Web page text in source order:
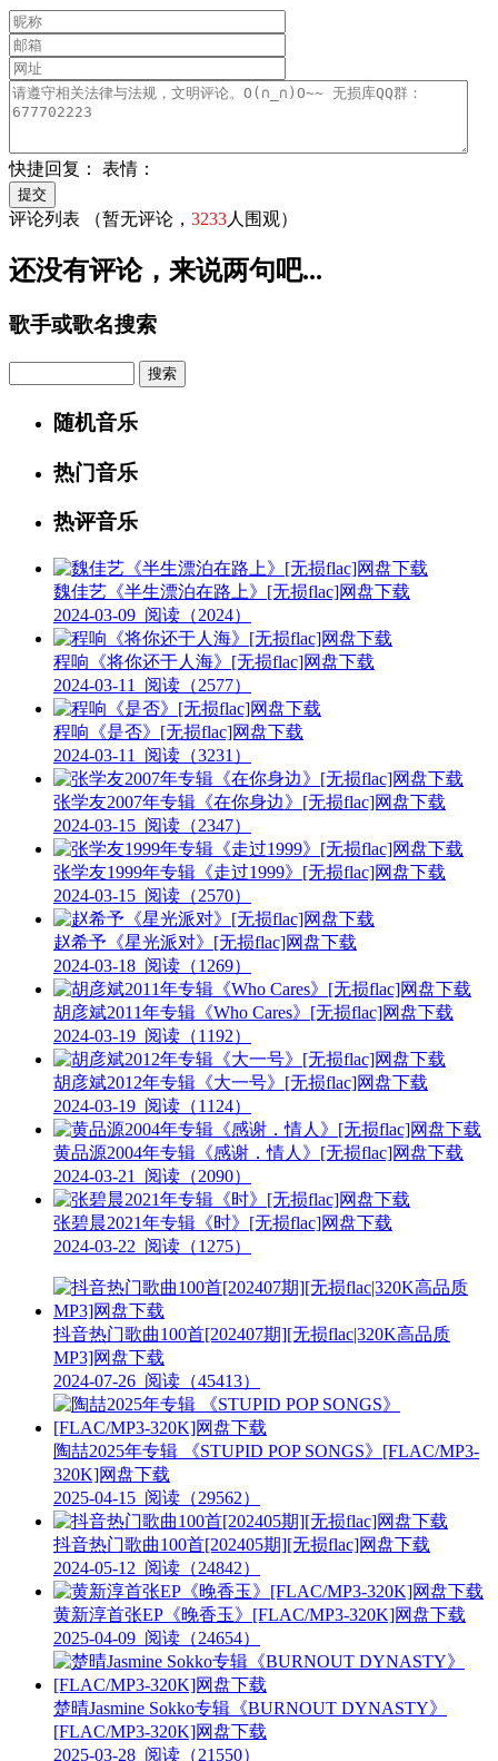
快捷回复： 表情：
评论列表 （暂无评论， 3233人围观）
还没有评论，来说两句吧...
歌手或歌名搜索
随机音乐
热门音乐
热评音乐
魏佳艺《半生漂泊在路上》[无损flac]网盘下载
2024-03-09 阅读（2024）
程响《将你还于人海》[无损flac]网盘下载
2024-03-11
阅读（2577）
程响《是否》[无损flac]网盘下载
2024-03-11
阅读（3231）
张学友2007年专辑《在你身边》[无损flac]网盘下载
2024-03-15 阅读（2347）
张学友1999年专辑《走过1999》[无损flac]网盘下载
2024-03-15 阅读（2570）
赵希予《星光派对》[无损flac]网盘下载
2024-03-18 阅读（1269）
胡彦斌2011年专辑《Who Cares》[无损flac]网盘下载
2024-03-19 阅读（1192）
胡彦斌2012年专辑《大一号》[无损flac]网盘下载
2024-03-19 阅读（1124）
黄品源2004年专辑《感谢．情人》[无损flac]网盘下载
2024-03-21
阅读（2090）
张碧晨2021年专辑《时》[无损flac]网盘下载
2024-03-22 阅读（1275）
抖音热门歌曲100首[202407期][无损flac|320K高品质
MP3]网盘下载
2024-07-26 阅读（45413）
陶喆2025年专辑 《STUPID POP SONGS》[FLAC/MP3-
320K]网盘下载
2025-04-15 阅读（29562）
抖音热门歌曲100首[202405期][无损flac]网盘下载
2024-05-12 阅读（24842）
黄新淳首张EP《晚香玉》[FLAC/MP3-320K]网盘下载
2025-04-09 阅读（24654）
楚晴Jasmine Sokko专辑《BURNOUT DYNASTY》
[FLAC/MP3-320K]网盘下载
2025-03-28 阅读（21550）